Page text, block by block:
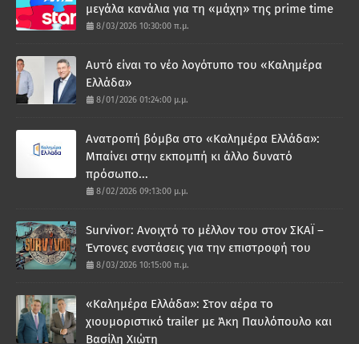
μεγάλα κανάλια για τη «μάχη» της prime time
8/03/2026 10:30:00 π.μ.
Αυτό είναι το νέο λογότυπο του «Καλημέρα
Ελλάδα»
8/01/2026 01:24:00 μ.μ.
Ανατροπή βόμβα στο «Καλημέρα Ελλάδα»:
Μπαίνει στην εκπομπή κι άλλο δυνατό
πρόσωπο...
8/02/2026 09:13:00 μ.μ.
Survivor: Ανοιχτό το μέλλον του στον ΣΚΑΪ –
Έντονες ενστάσεις για την επιστροφή του
8/03/2026 10:15:00 π.μ.
«Καλημέρα Ελλάδα»: Στον αέρα το
χιουμοριστικό trailer με Άκη Παυλόπουλο και
Βασίλη Χιώτη